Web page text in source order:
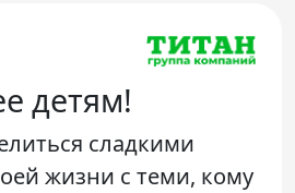
детям!
сладкими
жизни с теми, кому